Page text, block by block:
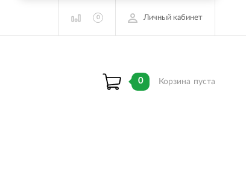
0 Личный кабинет
0 Корзина пуста